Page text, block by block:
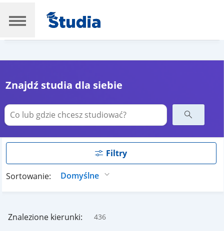
Znajdź studia dla siebie
Filtry
Sortowanie:
Znalezione kierunki: 436